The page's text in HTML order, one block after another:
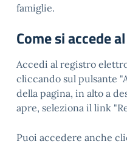
famiglie.
Come si accede
Accedi al registro
cliccando sul pulsante
della pagina, in alto a
apre, seleziona il link
Puoi accedere anche